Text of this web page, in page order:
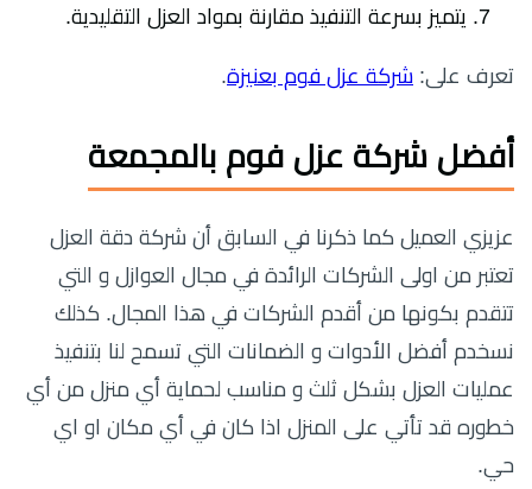
يتميز بسرعة التنفيذ مقارنة بمواد العزل التقليدية.
تعرف على: شركة عزل فوم بعنيزة.
أفضل شركة عزل فوم بالمجمعة
عزيزي العميل كما ذكرنا في السابق أن شركة دقة العزل
تعتبر من اولى الشركات الرائدة في مجال العوازل و التي
تتقدم بكونها من أقدم الشركات في هذا المجال. كذلك
نسخدم أفضل الأدوات و الضمانات التي تسمح لنا بتنفيذ
عمليات العزل بشكل ثلث و مناسب لحماية أي منزل من أي
خطوره قد تأتي على المنزل اذا كان في أي مكان او اي
حي.